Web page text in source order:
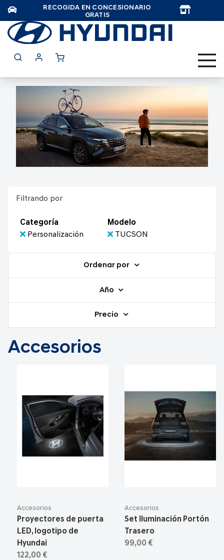
RECOGIDA EN CONCESIONARIO
GRATIS
Filtrando por
Categoría
Personalización
Modelo
TUCSON
Ordenar por
Año
Precio
Accesorios
Accesorios
Proyectores de puerta
LED, logotipo de
Hyundai
122,00 €
Accesorios
Set Iluminación Portón
Trasero
99,00 €